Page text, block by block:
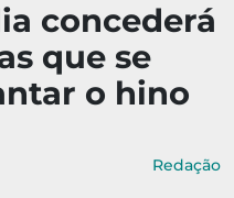
concederá
que se
o hino
Redação